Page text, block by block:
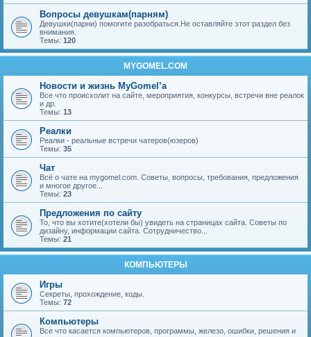
Вопросы девушкам(парням)
Девушки(парни) помогите разобраться.Не оставляйте этот раздел без
внимания.
Темы: 120
MYGOMEL.COM
Новости и жизнь MyGomel’a
Все что происхолит на сайте, мероприятия, конкурсы, встречи вне реалок
и др.
Темы: 13
Реалки
Реалки - реальные встречи чатеров(юзеров)
Темы: 35
Чат
Всё о чате на mygomel.com. Советы, вопросы, требования, предложения
и многое другое...
Темы: 23
Предложения по сайту
То, что вы хотите(хотели бы) увидеть на страницах сайта. Советы по
дизайну, информации сайта. Сотрудничество...
Темы: 21
КОМПЬЮТЕРЫ
Игры
Секреты, прохождение, коды.
Темы: 72
Компьютеры
Все что касается компьютеров, программы, железо, ошибки, решения и